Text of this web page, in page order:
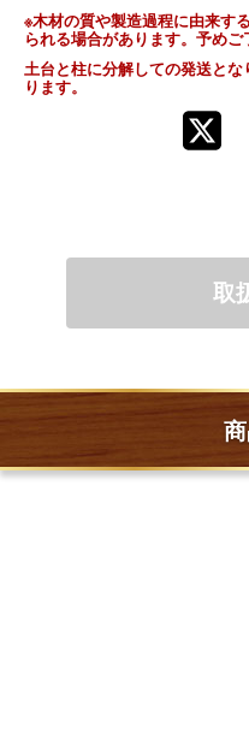
※木材の質や製造過程に由来す
られる場合があります。予めご
土台と柱に分解しての発送と
ります。